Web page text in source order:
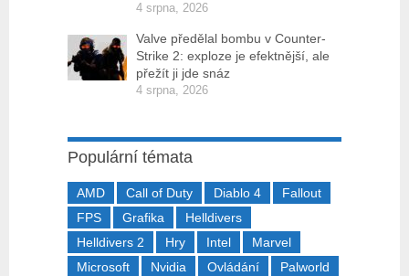
4 srpna, 2026
Valve předělal bombu v Counter-
Strike 2: exploze je efektnější, ale
přežít ji jde snáz
4 srpna, 2026
Populární témata
AMD Call of Duty Diablo 4
Fallout
FPS
Grafika
Helldivers
Helldivers 2
Hry Intel
Marvel
Microsoft
Nvidia Ovládání
Palworld